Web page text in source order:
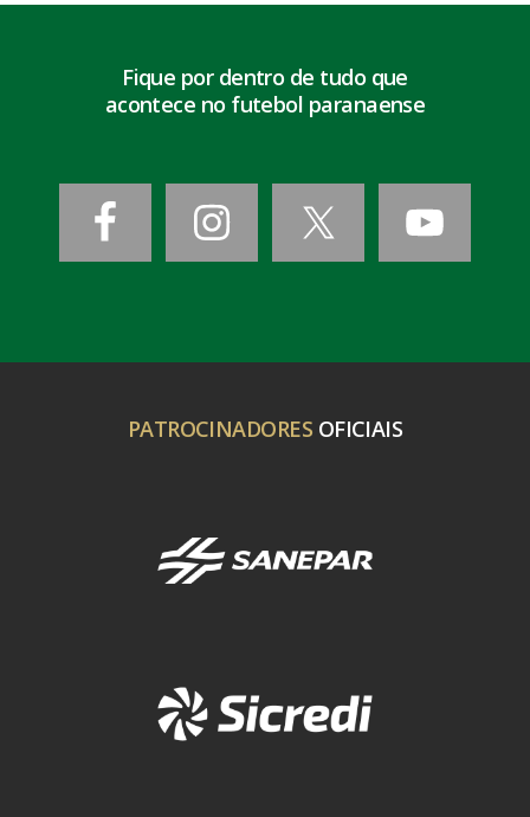
Fique por dentro de tudo que
acontece no futebol paranaense
PATROCINADORES OFICIAIS